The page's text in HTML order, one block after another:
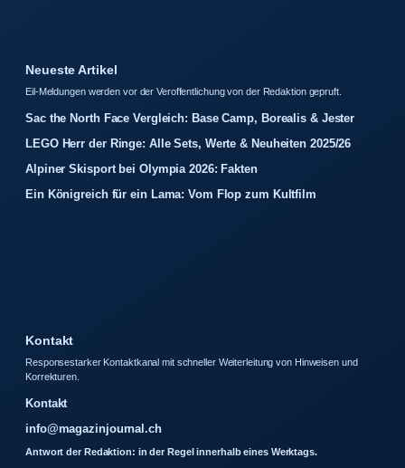
Neueste Artikel
Eil-Meldungen werden vor der Veroffentlichung von der Redaktion gepruft.
Sac the North Face Vergleich: Base Camp, Borealis & Jester
LEGO Herr der Ringe: Alle Sets, Werte & Neuheiten 2025/26
Alpiner Skisport bei Olympia 2026: Fakten
Ein Königreich für ein Lama: Vom Flop zum Kultfilm
Kontakt
Responsestarker Kontaktkanal mit schneller Weiterleitung von Hinweisen und
Korrekturen.
Kontakt
info@magazinjournal.ch
Antwort der Redaktion: in der Regel innerhalb eines Werktags.